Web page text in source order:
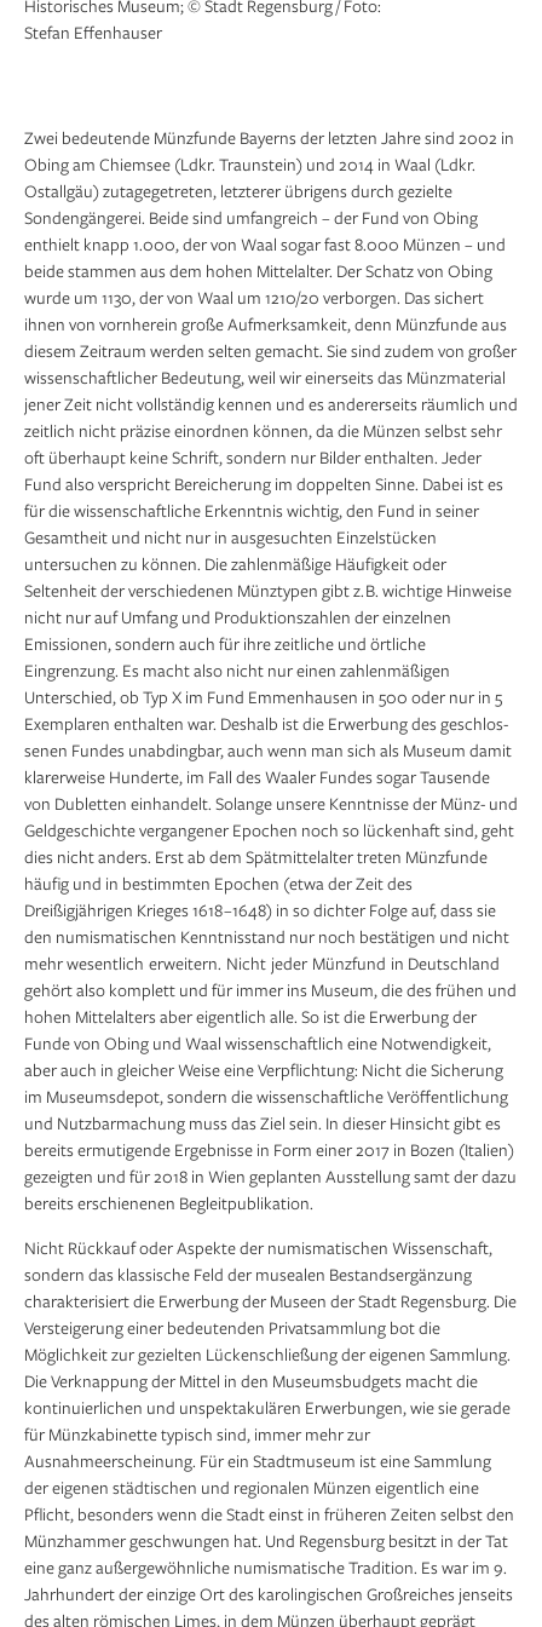
Historisches Museum; © Stadt Regensburg / Foto:
Stefan Effenhauser
ROM IMP SEMP AUG* “;
die Signatur „ICB“; am Rand Strichelkreis,
Umschrift: „MONETA REIPUBL RATISBONENSIS.“;
Stefan Effenhauser
Signatur „C D OEXL“; am Rand Strichelkreis,
Umschrift: „CAROL VII - D G ROM IMP SA“;
Stefan Effenhauser
Zwei bedeutende Münzfunde Bayerns der letzten Jahre sind 2002 in
Obing am Chiemsee (Ldkr. Traunstein) und 2014 in Waal (Ldkr.
Ostallgäu) zutagegetreten, letzterer übrigens durch gezielte
Sondengängerei. Beide sind umfangreich – der Fund von Obing
enthielt knapp 1.000, der von Waal sogar fast 8.000 Münzen – und
beide stammen aus dem hohen Mittelalter. Der Schatz von Obing
wurde um 1130, der von Waal um 1210/20 verborgen. Das sichert
ihnen von vornherein große Aufmerksamkeit, denn Münzfunde aus
diesem Zeitraum werden selten gemacht. Sie sind zudem von großer
wissenschaftlicher Bedeutung, weil wir einerseits das Münzmaterial
jener Zeit nicht vollständig kennen und es andererseits räumlich und
zeitlich nicht präzise einordnen können, da die Münzen selbst sehr
oft überhaupt keine Schrift, sondern nur Bilder enthalten. Jeder
Fund also verspricht Bereicherung im doppelten Sinne. Dabei ist es
für die wissenschaftliche Erkenntnis wichtig, den Fund in seiner
Gesamtheit und nicht nur in ausgesuchten Einzelstücken
untersuchen zu können. Die zahlenmäßige Häufigkeit oder
Seltenheit der verschiedenen Münztypen gibt z. B. wichtige Hinweise
nicht nur auf Umfang und Produktionszahlen der einzelnen
Emissionen, sondern auch für ihre zeitliche und örtliche
Eingrenzung. Es macht also nicht nur einen zahlenmäßigen
Unterschied, ob Typ X im Fund Emmenhausen in 500 oder nur in 5
Exemplaren enthalten war. Deshalb ist die Erwerbung des geschlos­
senen Fundes unabdingbar, auch wenn man sich als Museum damit
klarerweise Hunderte, im Fall des Waaler Fundes sogar Tausende
von Dubletten einhandelt. Solange unsere Kenntnisse der Münz- und
Geldgeschichte vergangener Epochen noch so lückenhaft sind, geht
dies nicht anders. Erst ab dem Spätmittelalter treten Münzfunde
häufig und in bestimmten Epochen (etwa der Zeit des
Dreißigjährigen Krieges 1618 –1648) in so dichter Folge auf, dass sie
den numismatischen Kenntnisstand nur noch bestätigen und nicht
mehr wesentlich erweitern. Nicht jeder Münzfund in Deutschland
gehört also komplett und für immer ins Museum, die des frühen und
hohen Mittelalters aber eigentlich alle. So ist die Erwerbung der
Funde von Obing und Waal wissenschaftlich eine Notwendigkeit,
aber auch in gleicher Weise eine Verpflichtung: Nicht die Sicherung
im Museumsdepot, sondern die wissenschaftliche Veröffentlichung
und Nutzbarmachung muss das Ziel sein. In dieser Hinsicht gibt es
bereits ermutigende Ergebnisse in Form einer 2017 in Bozen (Italien)
gezeigten und für 2018 in Wien geplanten Ausstellung samt der dazu
bereits erschienenen Begleitpublikation.
Nicht Rückkauf oder Aspekte der numismatischen Wissenschaft,
sondern das klassische Feld der musealen Bestandsergänzung
charakterisiert die Erwerbung der Museen der Stadt Regensburg. Die
Versteigerung einer bedeutenden Privatsammlung bot die
Möglichkeit zur gezielten Lückenschließung der eigenen Sammlung.
Die Verknappung der Mittel in den Museumsbudgets macht die
kontinuierlichen und unspektakulären Erwerbungen, wie sie gerade
für Münzkabinette typisch sind, immer mehr zur
Ausnahmeerscheinung. Für ein Stadtmuseum ist eine Sammlung
der eigenen städtischen und regionalen Münzen eigentlich eine
Pflicht, besonders wenn die Stadt einst in früheren Zeiten selbst den
Münzhammer geschwungen hat. Und Regensburg besitzt in der Tat
eine ganz außergewöhnliche numismatische Tradition. Es war im 9.
Jahrhundert der einzige Ort des karolingischen Großreiches jenseits
des alten römischen Limes, in dem Münzen überhaupt geprägt